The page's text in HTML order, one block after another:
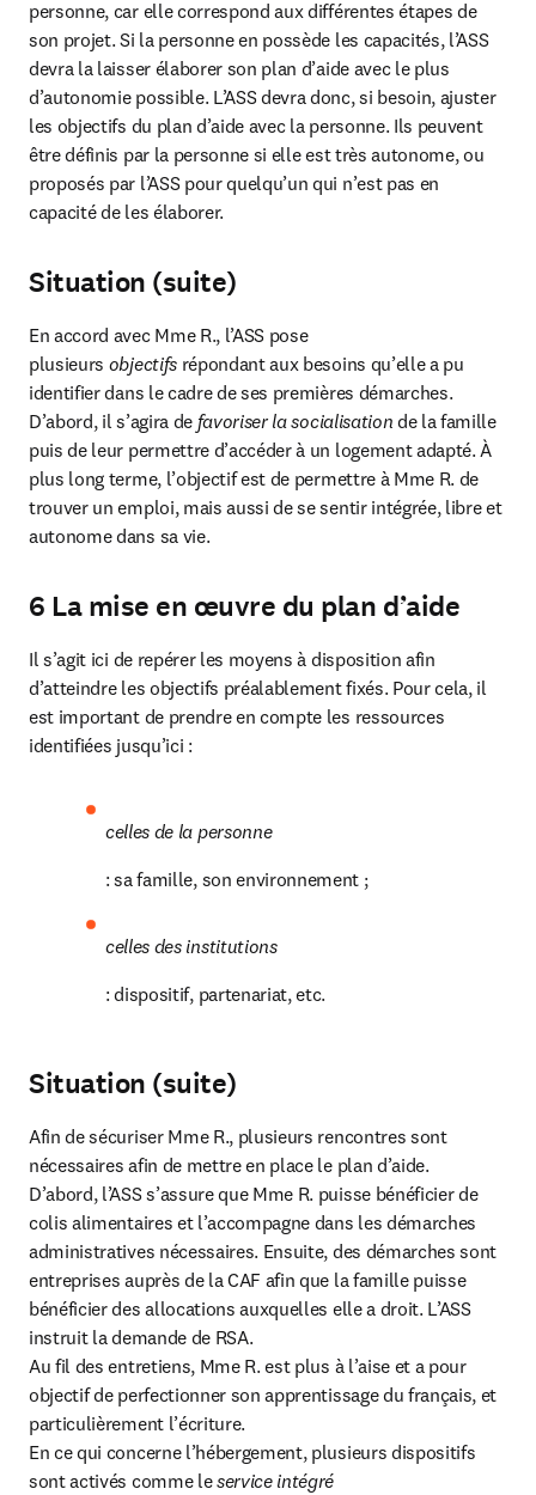
personne, car elle correspond aux différentes étapes de
son projet. Si la personne en possède les capacités, l’ASS
devra la laisser élaborer son plan d’aide avec le plus
d’autonomie possible. L’ASS devra donc, si besoin, ajuster
les objectifs du plan d’aide avec la personne. Ils peuvent
être définis par la personne si elle est très autonome, ou
proposés par l’ASS pour quelqu’un qui n’est pas en
capacité de les élaborer.
Situation (suite)
En accord avec Mme R., l’ASS pose
plusieurs objectifs répondant aux besoins qu’elle a pu
identifier dans le cadre de ses premières démarches.
D’abord, il s’agira de favoriser la socialisation de la famille
puis de leur permettre d’accéder à un logement adapté. À
plus long terme, l’objectif est de permettre à Mme R. de
trouver un emploi, mais aussi de se sentir intégrée, libre et
autonome dans sa vie.
6 La mise en œuvre du plan d’aide
Il s’agit ici de repérer les moyens à disposition afin
d’atteindre les objectifs préalablement fixés. Pour cela, il
est important de prendre en compte les ressources
identifiées jusqu’ici :
celles de la personne
: sa famille, son environnement ;
celles des institutions
: dispositif, partenariat, etc.
Situation (suite)
Afin de sécuriser Mme R., plusieurs rencontres sont
nécessaires afin de mettre en place le plan d’aide.
D’abord, l’ASS s’assure que Mme R. puisse bénéficier de
colis alimentaires et l’accompagne dans les démarches
administratives nécessaires. Ensuite, des démarches sont
entreprises auprès de la CAF afin que la famille puisse
bénéficier des allocations auxquelles elle a droit. L’ASS
instruit la demande de RSA.
Au fil des entretiens, Mme R. est plus à l’aise et a pour
objectif de perfectionner son apprentissage du français, et
particulièrement l’écriture.
En ce qui concerne l’hébergement, plusieurs dispositifs
sont activés comme le service intégré